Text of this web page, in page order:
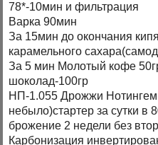
78*-10мин и фильтрация
Варка 90мин
За 15мин до окончания
карамельного
За 5 мин Молотый кофе
шоколад-100гр
НП-1.055 Дрожжи
небыло)стартер за сутки в
брожение 2 недели без
Карбонизация